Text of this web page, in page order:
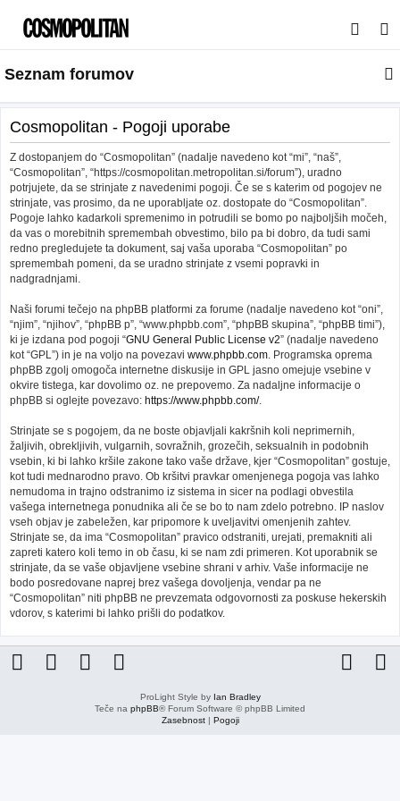
s
a
j
Seznam forumov
Cosmopolitan - Pogoji uporabe
Z dostopanjem do “Cosmopolitan” (nadalje navedeno kot “mi”, “naš”,
“Cosmopolitan”, “https://cosmopolitan.metropolitan.si/forum”), uradno
potrjujete, da se strinjate z navedenimi pogoji. Če se s katerim od pogojev ne
strinjate, vas prosimo, da ne uporabljate oz. dostopate do “Cosmopolitan”.
Pogoje lahko kadarkoli spremenimo in potrudili se bomo po najboljših močeh,
da vas o morebitnih spremembah obvestimo, bilo pa bi dobro, da tudi sami
redno pregledujete ta dokument, saj vaša uporaba “Cosmopolitan” po
spremembah pomeni, da se uradno strinjate z vsemi popravki in
nadgradnjami.
Naši forumi tečejo na phpBB platformi za forume (nadalje navedeno kot “oni”,
“njim”, “njihov”, “phpBB p”, “www.phpbb.com”, “phpBB skupina”, “phpBB timi”),
ki je izdana pod pogoji “GNU General Public License v2” (nadalje navedeno
kot “GPL”) in je na voljo na povezavi www.phpbb.com. Programska oprema
phpBB zgolj omogoča internetne diskusije in GPL jasno omejuje vsebine v
okvire tistega, kar dovolimo oz. ne prepovemo. Za nadaljne informacije o
phpBB si oglejte povezavo: https://www.phpbb.com/.
Strinjate se s pogojem, da ne boste objavljali kakršnih koli neprimernih,
žaljivih, obrekljivih, vulgarnih, sovražnih, grozečih, seksualnih in podobnih
vsebin, ki bi lahko kršile zakone tako vaše države, kjer “Cosmopolitan” gostuje,
kot tudi mednarodno pravo. Ob kršitvi pravkar omenjenega pogoja vas lahko
nemudoma in trajno odstranimo iz sistema in sicer na podlagi obvestila
vašega internetnega ponudnika ali če se bo to nam zdelo potrebno. IP naslov
vseh objav je zabeležen, kar pripomore k uveljavitvi omenjenih zahtev.
Strinjate se, da ima “Cosmopolitan” pravico odstraniti, urejati, premakniti ali
zapreti katero koli temo in ob času, ki se nam zdi primeren. Kot uporabnik se
strinjate, da se vaše objavljene vsebine shrani v arhiv. Vaše informacije ne
bodo posredovane naprej brez vašega dovoljenja, vendar pa ne
“Cosmopolitan” niti phpBB ne prevzemata odgovornosti za poskuse hekerskih
vdorov, s katerimi bi lahko prišli do podatkov.
ProLight Style by Ian Bradley
Teče na phpBB® Forum Software © phpBB Limited
Zasebnost| Pogoji